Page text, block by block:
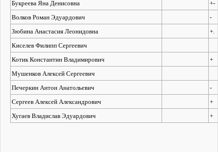
Букреева Яна Денисовна
+-
Волков Роман Эдуардович
-
Зюбина Анастасия Леонидовна
+.
Киселев Филипп Сергеевич
Котик Константин Владимирович
+
Мушенков Алексей Сергеевич
Печеркин Антон Анатольевич
-
Сергеев Алексей Александрович
+
Хугаев Владислав Эдуардович
+